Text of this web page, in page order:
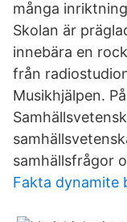
många
Skolan är
innebära en
från
Musikhjälpen. På
samhällsfrågor
Fakta dynamite